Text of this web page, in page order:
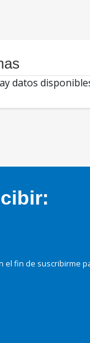
datos
fin de suscribirme